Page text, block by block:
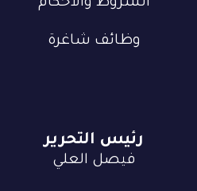
الشروط والأحكام
وظائف شاغرة
رئيس التحرير
فيصل العلي